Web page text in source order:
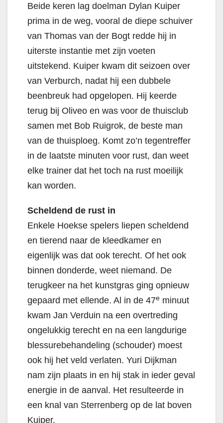
Beide keren lag doelman Dylan Kuiper
prima in de weg, vooral de diepe schuiver
van Thomas van der Bogt redde hij in
uiterste instantie met zijn voeten
uitstekend. Kuiper kwam dit seizoen over
van Verburch, nadat hij een dubbele
beenbreuk had opgelopen. Hij keerde
terug bij Oliveo en was voor de thuisclub
samen met Bob Ruigrok, de beste man
van de thuisploeg. Komt zo’n tegentreffer
in de laatste minuten voor rust, dan weet
elke trainer dat het toch na rust moeilijk
kan worden.
Scheldend de rust in
Enkele Hoekse spelers liepen scheldend
en tierend naar de kleedkamer en
eigenlijk was dat ook terecht. Of het ook
binnen donderde, weet niemand. De
terugkeer na het kunstgras ging opnieuw
gepaard met ellende. Al in de 47e minuut
kwam Jan Verduin na een overtreding
ongelukkig terecht en na een langdurige
blessurebehandeling (schouder) moest
ook hij het veld verlaten. Yuri Dijkman
nam zijn plaats in en hij stak in ieder geval
energie in de aanval. Het resulteerde in
een knal van Sterrenberg op de lat boven
Kuiper.